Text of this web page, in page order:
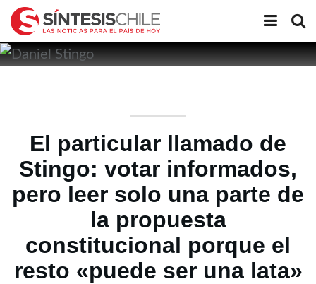
El particular llamado de
Stingo: votar informados,
pero leer solo una parte de
la propuesta
constitucional porque el
resto «puede ser una lata»